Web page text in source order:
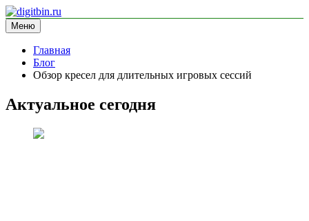
Перейти
к
содержимому
digitbin.ru
информационный сайт
Меню
Главная
Блог
Обзор кресел для длительных игровых сессий
Актуальное сегодня